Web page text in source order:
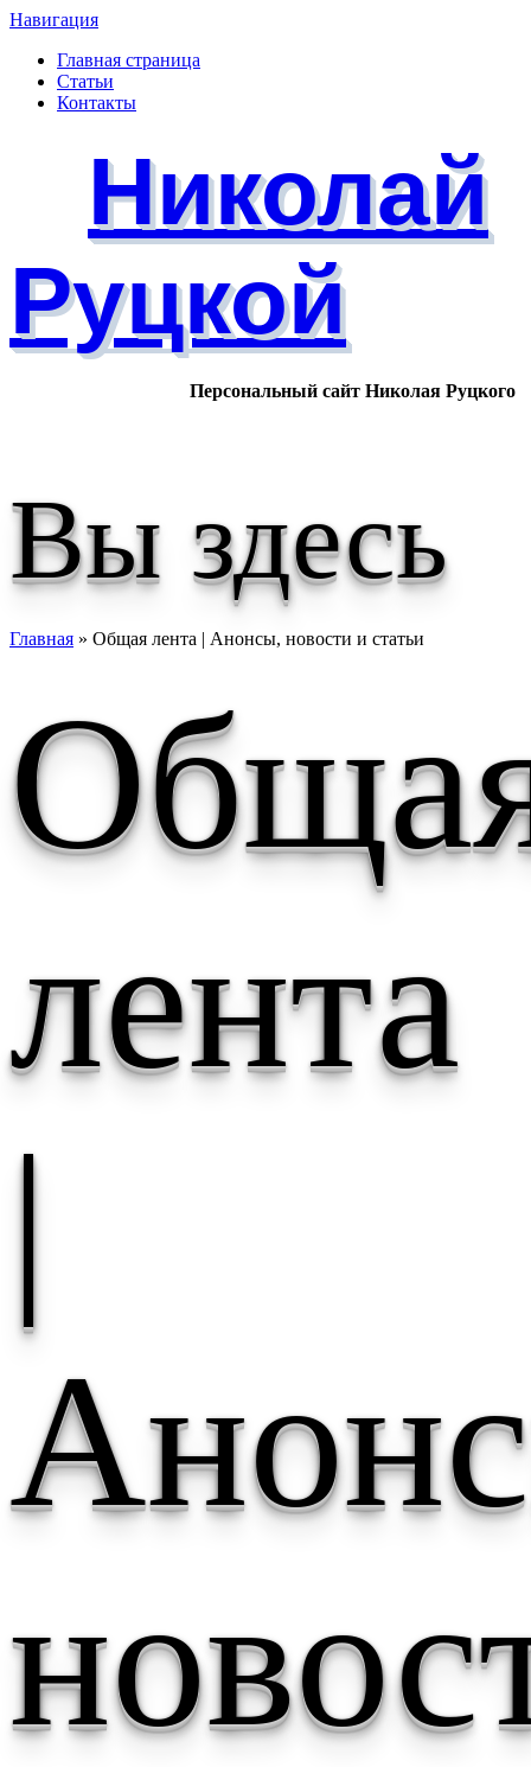
Навигация
Главная страница
Статьи
Контакты
Николай
Руцкой
Персональный сайт Николая Руцкого
Вы здесь
Главная » Общая лента | Анонсы, новости и статьи
лента
|